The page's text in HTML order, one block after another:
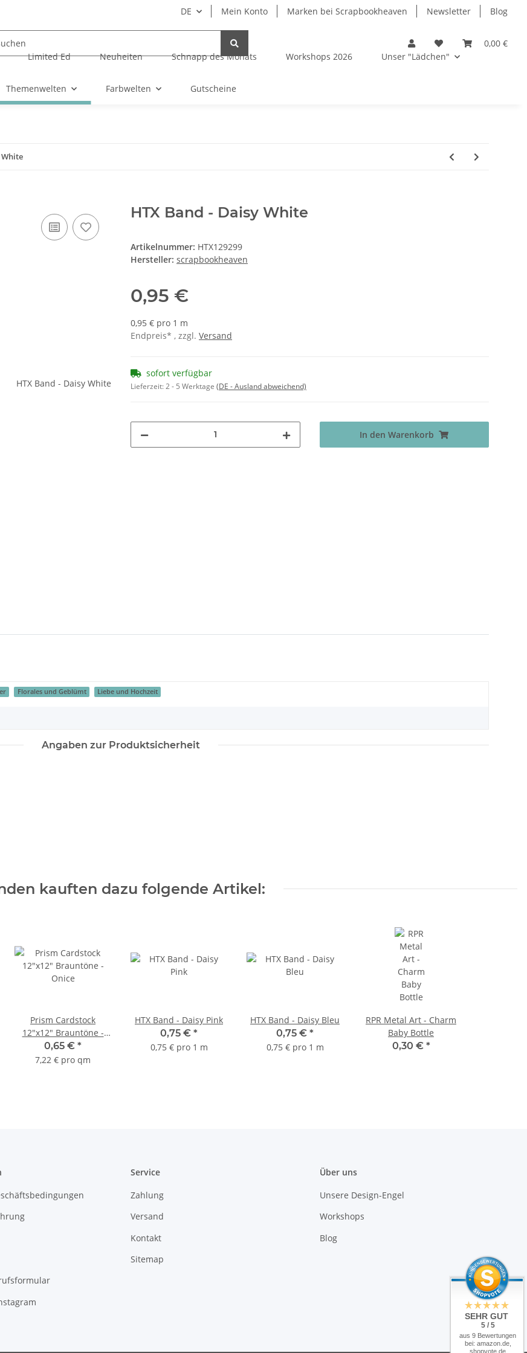
DE Mein Konto Marken bei Scrapbookheaven Newsletter Blog
0,00 €
Limited Ed Neuheiten Schnapp des Monats Workshops 2026 Unser "Lädchen"
Themenwelten Farbwelten Gutscheine
White
HTX Band - Daisy White
Artikelnummer: HTX129299
Hersteller: scrapbookheaven
0,95 €
0,95 € pro 1 m
Endpreis* , zzgl. Versand
sofort verfügbar
Lieferzeit:2 - 5 Werktage (DE - Ausland abweichend)
In den Warenkorb
Florales und Geblümt Liebe und Hochzeit
Angaben zur Produktsicherheit
kauften dazu folgende Artikel:
Prism Cardstock
12"x12" Brauntöne -
Onice
0,65 € *
7,22 € pro qm
HTX Band - Daisy Pink
0,75 € *
0,75 € pro 1 m
HTX Band - Daisy Bleu
0,75 € *
0,75 € pro 1 m
RPR Metal Art - Charm
Baby Bottle
0,30 € *
Service
Zahlung
Versand
Kontakt
Sitemap
Über uns
Unsere Design-Engel
Workshops
Blog
SEHR GUT
5 / 5
aus 9 Bewertungen
bei: amazon.de,
shopvote.de